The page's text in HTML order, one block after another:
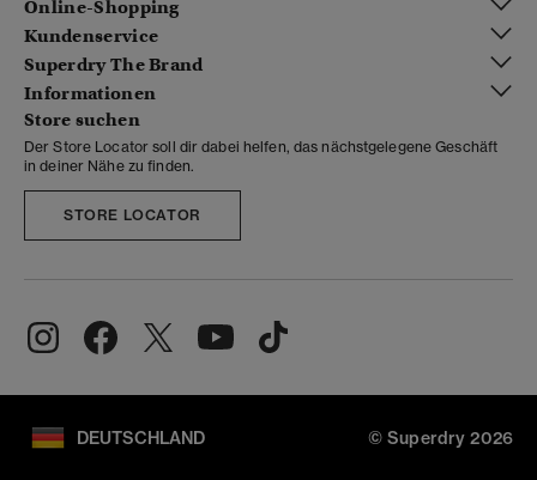
Online-Shopping
Kundenservice
Superdry The Brand
Informationen
Store suchen
Der Store Locator soll dir dabei helfen, das nächstgelegene Geschäft
in deiner Nähe zu finden.
STORE LOCATOR
DEUTSCHLAND © Superdry 2026